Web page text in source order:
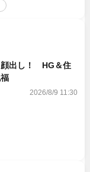
顔出し！ HG＆住
2026/8/9 11:30